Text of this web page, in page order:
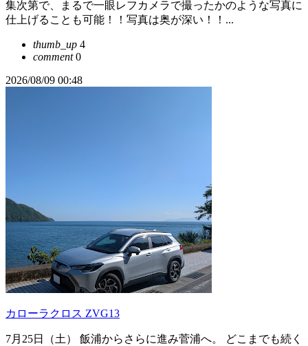
集次第で、まるで一眼レフカメラで撮ったかのような写真に
仕上げることも可能！！写真は奥が深い！！...
thumb_up 4
comment0
2026/08/09 00:48
カローラクロス ZVG13
7月25日（土） ​飯浦からさらに進み菅浦へ。 どこまでも続く